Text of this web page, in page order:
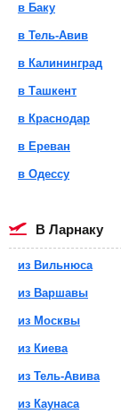
в Баку
в Тель-Авив
в Калининград
в Ташкент
в Краснодар
в Ереван
в Одессу
в Ларнаку
из Вильнюса
из Варшавы
из Москвы
из Киева
из Тель-Авива
из Каунаса